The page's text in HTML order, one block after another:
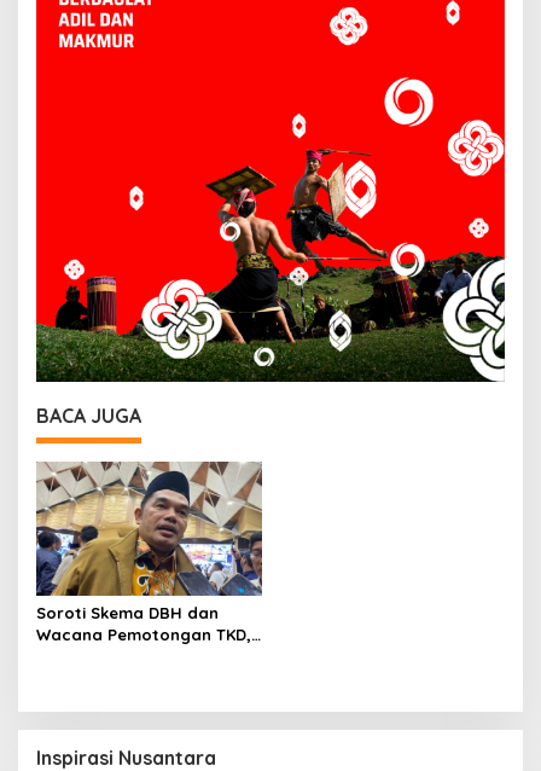
BACA JUGA
Soroti Skema DBH dan
Wacana Pemotongan TKD,
Inspirasi Nusantara